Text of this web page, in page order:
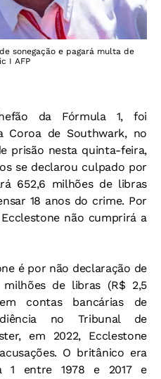
sonegação e pagará multa de
I AFP
da Fórmula 1, foi
Coroa de Southwark, no
prisão nesta quinta-feira,
se declarou culpado por
652,6 milhões de libras
18 anos do crime. Por
não cumprirá a
é por não declaração de
de libras (R$ 2,5
contas bancárias de
no Tribunal de
em 2022, Ecclestone
O britânico era
1 entre 1978 e 2017 e